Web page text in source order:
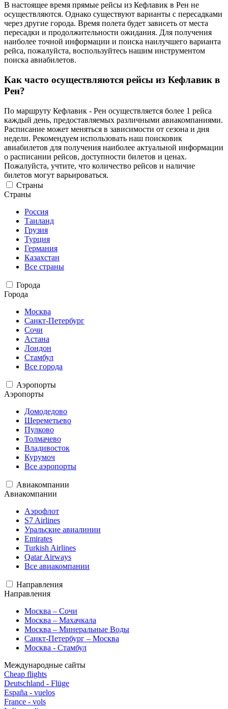
В настоящее время прямые рейсы из Кефлавик в Рен не
осуществляются. Однако существуют варианты с пересадками
через другие города. Время полета будет зависеть от места
пересадки и продолжительности ожидания. Для получения
наиболее точной информации и поиска наилучшего варианта
рейса, пожалуйста, воспользуйтесь нашим инструментом
поиска авиабилетов.
Как часто осуществляются рейсы из Кефлавик в
Рен?
По маршруту Кефлавик - Рен осуществляется более 1 рейса
каждый день, предоставляемых различными авиакомпаниями.
Расписание может меняться в зависимости от сезона и дня
недели. Рекомендуем использовать наш поисковик
авиабилетов для получения наиболее актуальной информации
о расписании рейсов, доступности билетов и ценах.
Пожалуйста, учтите, что количество рейсов и наличие
билетов могут варьироваться.
Страны
Страны
Россия
Таиланд
Грузия
Турция
Германия
Казахстан
Все страны
Города
Города
Москва
Санкт-Петербург
Сочи
Астана
Лондон
Стамбул
Все города
Аэропорты
Аэропорты
Домодедово
Шереметьево
Пулково
Толмачево
Владивосток
Курумоч
Все аэропорты
Авиакомпании
Авиакомпании
Аэрофлот
S7 Airlines
Уральские авиалинии
Emirates
Turkish Airlines
Qatar Airways
Все авиакомпании
Направления
Направления
Москва – Сочи
Москва – Махачкала
Москва – Минеральные Воды
Санкт-Петербург – Москва
Москва - Стамбул
Международные сайты
Cheap flights
Deutschland - Flüge
España - vuelos
France - vols